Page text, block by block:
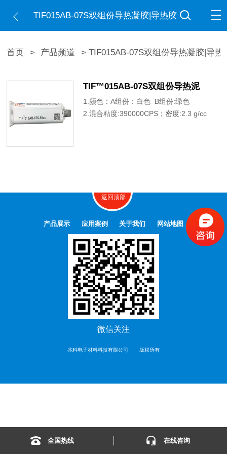
TIF015AB-07S双组份导热凝胶|导热胶
首页 > 产品频道 > TIF015AB-07S双组份导热凝胶|导热
TIF™015AB-07S双组份导热泥
1.颜色：A组份：白色 B组份:绿色
2.混合粘度:390000CPS；密度:2.3 g/cc
返回顶部
产品展示 应用案例 关于我们 网站地图
微信关注
兆科电子材料科技有限公司 版权所有
全国热线 在线咨询